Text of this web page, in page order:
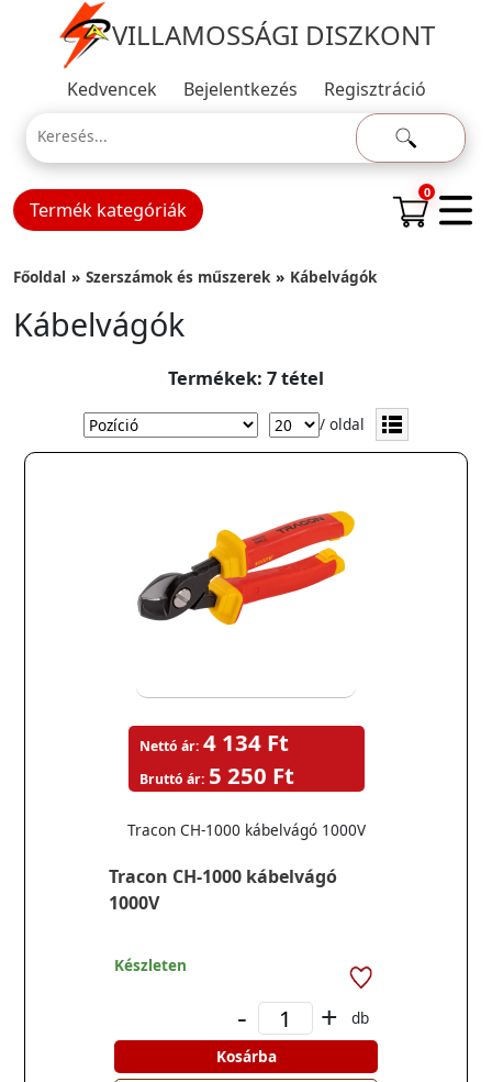
VILLAMOSSÁGI DISZKONT
Kedvencek Bejelentkezés Regisztráció
Termék kategóriák
0
Főoldal Szerszámok és műszerek Kábelvágók
Kábelvágók
Termékek: 7 tétel
/ oldal
Tracon CH-1000 kábelvágó
1000V
Tracon CH-1000 kábelvágó 1000V
Nettó ár: 4 134 Ft
Bruttó ár: 5 250 Ft
Készleten
- +
db
Kosárba